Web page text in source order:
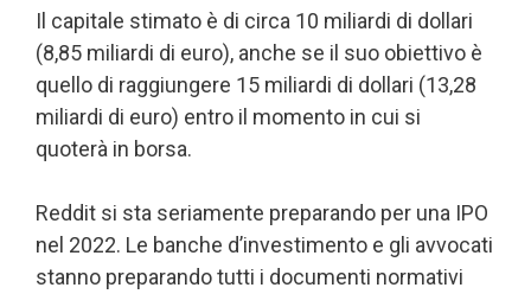
Il capitale stimato è di circa 10 miliardi di dollari
(8,85 miliardi di euro), anche se il suo obiettivo è
quello di raggiungere 15 miliardi di dollari (13,28
miliardi di euro) entro il momento in cui si
quoterà in borsa.
Reddit si sta seriamente preparando per una IPO
nel 2022. Le banche d’investimento e gli avvocati
stanno preparando tutti i documenti normativi